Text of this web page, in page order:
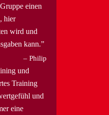
einen
hier
wird und
kann.
Philip
und
Training
und
eine